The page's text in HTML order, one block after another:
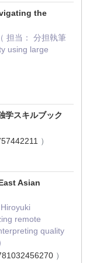
the
担当： 分担執筆
using large
学スキルブック
）
Asian
remote
quality
）